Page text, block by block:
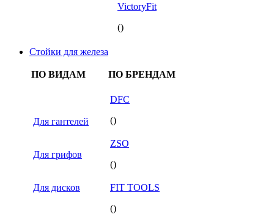
VictoryFit
()
Стойки для железа
ПО ВИДАМ ПО БРЕНДАМ
Для гантелей
Для грифов
Для дисков
DFC
()
ZSO
()
FIT TOOLS
()